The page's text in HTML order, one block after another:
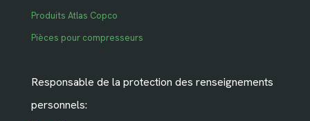
Produits Atlas Copco
Pièces pour compresseurs
Responsable de la protection des renseignements
personnels: